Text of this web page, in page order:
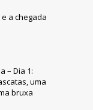
e a chegada
– Dia 1:
uma
bruxa